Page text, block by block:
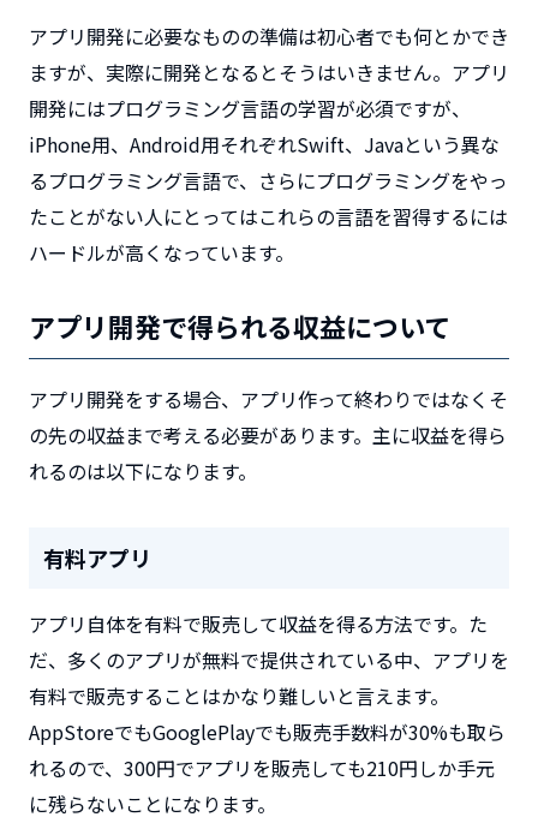
アプリ開発に必要なものの準備は初心者でも何とかでき
ますが、実際に開発となるとそうはいきません。アプリ
開発にはプログラミング言語の学習が必須ですが、
iPhone用、Android用それぞれSwift、Javaという異な
るプログラミング言語で、さらにプログラミングをやっ
たことがない人にとってはこれらの言語を習得するには
ハードルが高くなっています。
アプリ開発で得られる収益について
アプリ開発をする場合、アプリ作って終わりではなくそ
の先の収益まで考える必要があります。主に収益を得ら
れるのは以下になります。
有料アプリ
アプリ自体を有料で販売して収益を得る方法です。た
だ、多くのアプリが無料で提供されている中、アプリを
有料で販売することはかなり難しいと言えます。
AppStoreでもGooglePlayでも販売手数料が30%も取ら
れるので、300円でアプリを販売しても210円しか手元
に残らないことになります。